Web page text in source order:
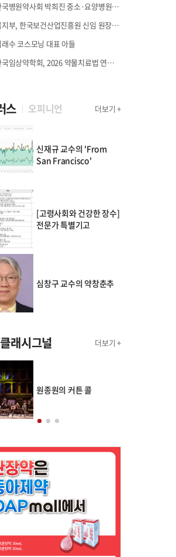
한국병원약사회 박희진 중소·요양병원이사(충청북도 청주의료원 약제팀장) 부친상
복지부, 한국보건산업진흥원 신임 원장에 고상백 교수 임명
래수 코스모닝 대표 아들
한국임상약학회, 2026 약물치료법 연수강좌 8월 21일 개최
스 오피니언 더보기 +
신재규 교수의 'From
San Francisco'
[고령사회와 건강한 장수]
전문가 특별기고
심창구 교수의 약창춘추
래시그널 더보기 +
원종원의 커튼 콜